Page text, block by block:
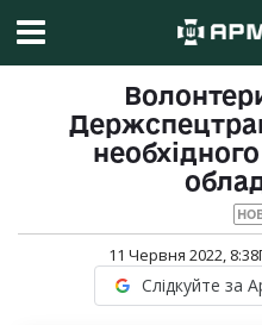
11 Червня 2022, 8:38
Слідкуйте за